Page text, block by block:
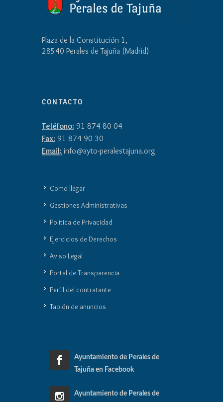
Plaza de la Constitución 1,
28540 Perales de Tajuña (Madrid)
CONTACTO
Teléfono: 91 874 80 04
Fax: 91 874 90 30
Email: info@ayto-peralestajuna.org
Como llegar
Gestiones Administrativas
Política de Privacidad
Ejercicios de Derechos
Aviso Legal
Portal de Transparencia
Perfil del contratante
Tablón de anuncios
Ayuntamiento de Perales de
Tajuña en Facebook
Ayuntamiento de Perales de